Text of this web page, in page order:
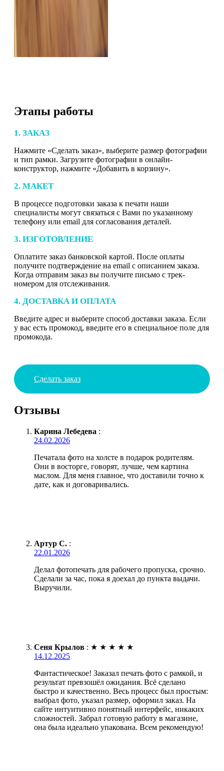
Этапы работы
1. ЗАКАЗ
Нажмите «Сделать заказ», выберите размер фотографии
и тип рамки. Загрузите фотографии в онлайн-
конструктор, нажмите «Добавить в корзину».
2. МАКЕТ
В процессе подготовки заказа к печати наши
специалисты могут связаться с Вами по указанному
телефону или email для согласования деталей.
3. ИЗГОТОВЛЕНИЕ
Оплатите заказ банковской картой. После оплаты
получите подтверждение на email с описанием заказа.
Когда отправим заказ вы получите письмо с трек-
номером для отслеживания.
4. ДОСТАВКА И ОПЛАТА
Введите адрес и выберите способ доставки заказа. Если
у вас есть промокод, введите его в специальное поле для
промокода.
Сделать заказ
Отзывы
Карина Лебедева :
24.02.2026
Печатала фото на холсте в подарок родителям.
Они в восторге, говорят, лучше, чем картина
маслом. Для меня главное, что доставили точно к
дате, как и договаривались.
Артур С. :
22.01.2026
Делал фотопечать для рабочего пропуска, срочно.
Сделали за час, пока я доехал до пункта выдачи.
Выручили.
Сеня Крылов : ★ ★ ★ ★ ★
14.12.2025
Фантастическое! Заказал печать фото с рамкой, и
результат превзошёл ожидания. Всё сделано
быстро и качественно. Весь процесс был простым:
выбрал фото, указал размер, оформил заказ. На
сайте интуитивно понятный интерфейс, никаких
сложностей. Забрал готовую работу в магазине,
она была идеально упакована. Всем рекомендую!